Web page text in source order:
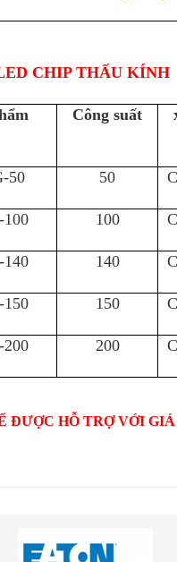
CHIP THẤU KÍNH
Công suất
50 50
100
140
150
200
ĐƯỢC HỖ TRỢ VỚI